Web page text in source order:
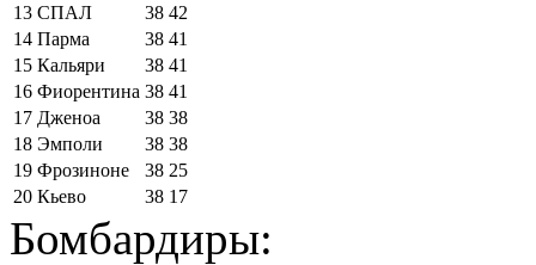
13 СПАЛ 38 42
14 Парма 38 41
15 Кальяри 38 41
16 Фиорентина 38 41
17 Дженоа 38 38
18 Эмполи 38 38
19 Фрозиноне 38 25
20 Кьево 38 17
Бомбардиры: